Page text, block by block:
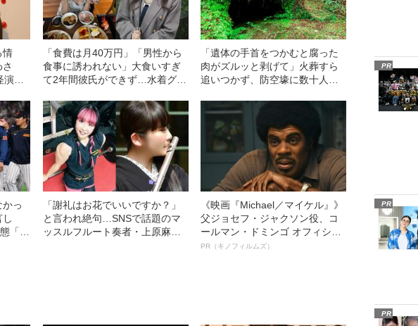
情
演
「食費は月40万円」「男性から
食事に誘われない」大食いすぎ
て2年間彼氏ができず…水着グラ
女子（24）が語る、驚愕の食生
活
「遺体の手首をつかむと腐った
肉がズルッと剥げて」火葬すら
追いつかず、防空壕に数十人
た少年兵が明かした“過酷すぎる
任務”とは
かっ
「選
「謝礼はお花でいいですか？」
と言われ絶句…SNSで話題のマ
ッスルフルート奏者・上原麻衣
《映画『Michael／マイケル』》
父ジョセフ・ジャクソン役、コ
ールマン・ドミンゴ オフィシャ
ルインタビュー“観客を魅了した
PR（キノフィルムズ）
PR
PR
PR